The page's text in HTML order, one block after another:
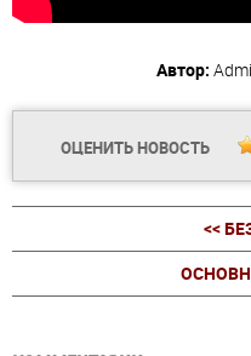
Автор:
ОЦЕНИТЬ НОВОСТЬ
<<